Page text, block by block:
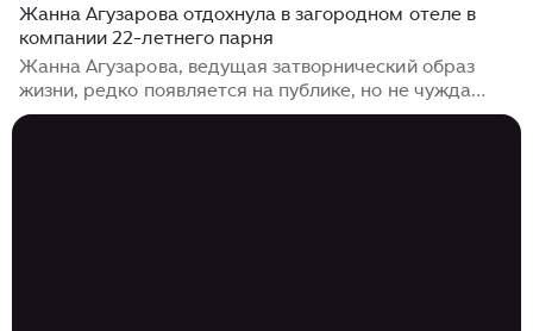
Жанна Агузарова отдохнула в загородном отеле в
компании 22-летнего парня
Жанна Агузарова, ведущая затворнический образ
жизни, редко появляется на публике, но не чужда
простых человеческих радостей. В элитном отеле